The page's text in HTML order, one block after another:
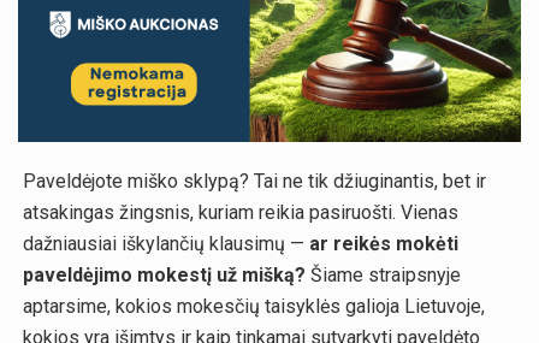
Paveldėjote miško sklypą? Tai ne tik džiuginantis, bet ir
atsakingas žingsnis, kuriam reikia pasiruošti. Vienas
dažniausiai iškylančių klausimų — ar reikės mokėti
paveldėjimo mokestį už mišką? Šiame straipsnyje
aptarsime, kokios mokesčių taisyklės galioja Lietuvoje,
kokios yra išimtys ir kaip tinkamai sutvarkyti paveldėto